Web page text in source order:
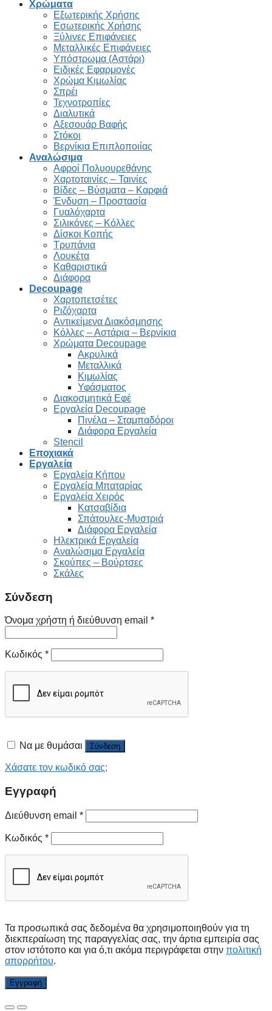
Χρώματα
Εξωτερικής Χρήσης
Εσωτερικής Χρήσης
Ξύλινες Επιφάνειες
Μεταλλικές Επιφάνειες
Υπόστρωμα (Αστάρι)
Ειδικές Εφαρμογές
Χρώμα Κιμωλίας
Σπρέι
Τεχνοτροπίες
Διαλυτικά
Αξεσουάρ Βαφής
Στόκοι
Βερνίκια Επιπλοποιίας
Αναλώσιμα
Αφροί Πολυουρεθάνης
Χαρτοταινίες – Ταινίες
Βίδες – Βύσματα – Καρφιά
Ένδυση – Προστασία
Γυαλόχαρτα
Σιλικόνες – Κόλλες
Δίσκοι Κοπής
Τρυπάνια
Λουκέτα
Καθαριστικά
Διάφορα
Decoupage
Χαρτοπετσέτες
Ριζόχαρτα
Αντικείμενα Διακόσμησης
Κόλλες – Αστάρια – Βερνίκια
Χρώματα Decoupage
Ακρυλικά
Μεταλλικά
Κιμωλίας
Υφάσματος
Διακοσμητικά Εφέ
Εργαλεία Decoupage
Πινέλα – Σταμπαδόροι
Διάφορα Εργαλεία
Stencil
Εποχιακά
Εργαλεία
Εργαλεία Κήπου
Εργαλεία Μπαταρίας
Εργαλεία Χειρός
Κατσαβίδια
Σπάτουλες-Μυστριά
Διάφορα Εργαλεία
Ηλεκτρικά Εργαλεία
Αναλώσιμα Εργαλεία
Σκούπες – Βούρτσες
Σκάλες
Σύνδεση
Όνομα χρήστη ή διεύθυνση email *
Κωδικός *
Να με θυμάσαι Σύνδεση
Χάσατε τον κωδικό σας;
Εγγραφή
Διεύθυνση email *
Κωδικός *
Τα προσωπικά σας δεδομένα θα χρησιμοποιηθούν για τη
διεκπεραίωση της παραγγελίας σας, την άρτια εμπειρία σας
στον ιστότοπο και για ό,τι ακόμα περιγράφεται στην πολιτική
απορρήτου.
Εγγραφή